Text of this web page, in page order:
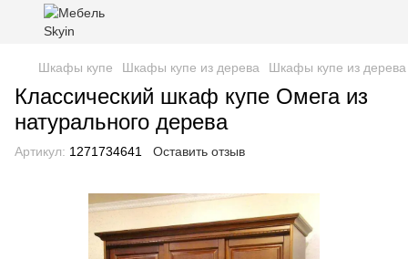
Шкафы купе Шкафы купе из дерева Шкафы купе из
Классический шкаф купе Омега из
натурального дерева
Артикул: 1271734641 Оставить отзыв